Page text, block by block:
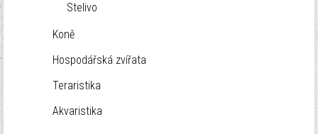
Stelivo
Koně
Hospodářská zvířata
Teraristika
Akvaristika